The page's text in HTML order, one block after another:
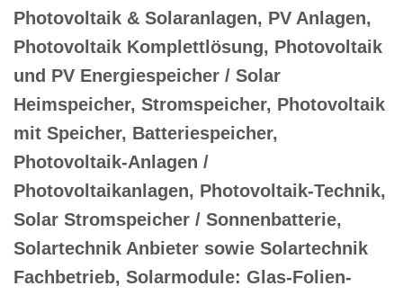
Photovoltaik & Solaranlagen, PV Anlagen,
Photovoltaik Komplettlösung, Photovoltaik
und PV Energiespeicher / Solar
Heimspeicher, Stromspeicher, Photovoltaik
mit Speicher, Batteriespeicher,
Photovoltaik-Anlagen /
Photovoltaikanlagen, Photovoltaik-Technik,
Solar Stromspeicher / Sonnenbatterie,
Solartechnik Anbieter sowie Solartechnik
Fachbetrieb, Solarmodule: Glas-Folien-